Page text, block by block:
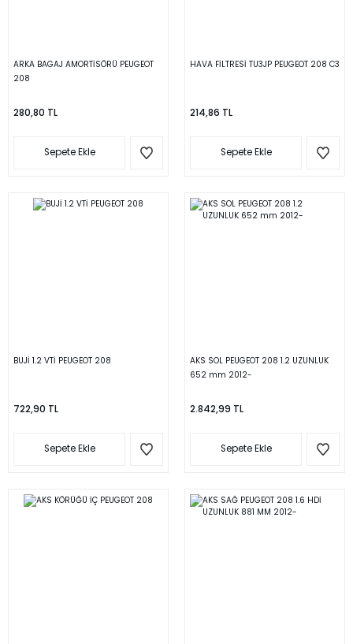
ARKA BAGAJ AMORTİSÖRÜ PEUGEOT
208
280,80 TL
Sepete Ekle
HAVA FİLTRESİ TU3JP PEUGEOT 208 C3
214,86 TL
Sepete Ekle
BUJİ 1.2 VTİ PEUGEOT 208
722,90 TL
Sepete Ekle
AKS SOL PEUGEOT 208 1.2 UZUNLUK
652 mm 2012-
2.842,99 TL
Sepete Ekle